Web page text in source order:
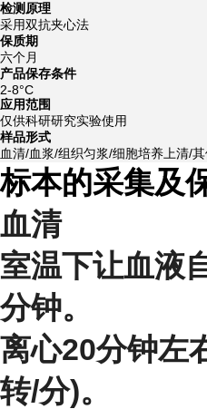
检测原理
采用双抗夹心法
保质期
六个月
产品保存条件
2-8°C
应用范围
仅供科研研究实验使用
样品形式
血清/血浆/组织匀浆/细胞培养上清/
标本的采集及
血清
室温下让血液
分钟。
离心20分钟左
转/分)。